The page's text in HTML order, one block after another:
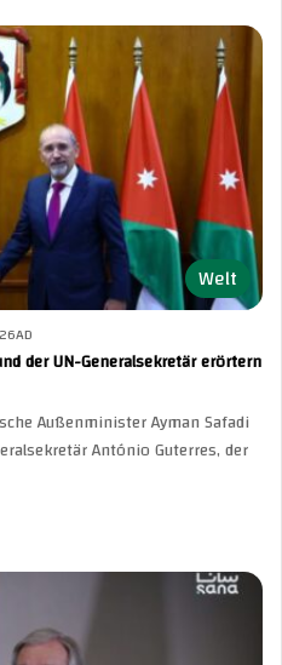
Welt
der UN-Generalsekretär erörtern
Außenminister Ayman Safadi
António Guterres, der